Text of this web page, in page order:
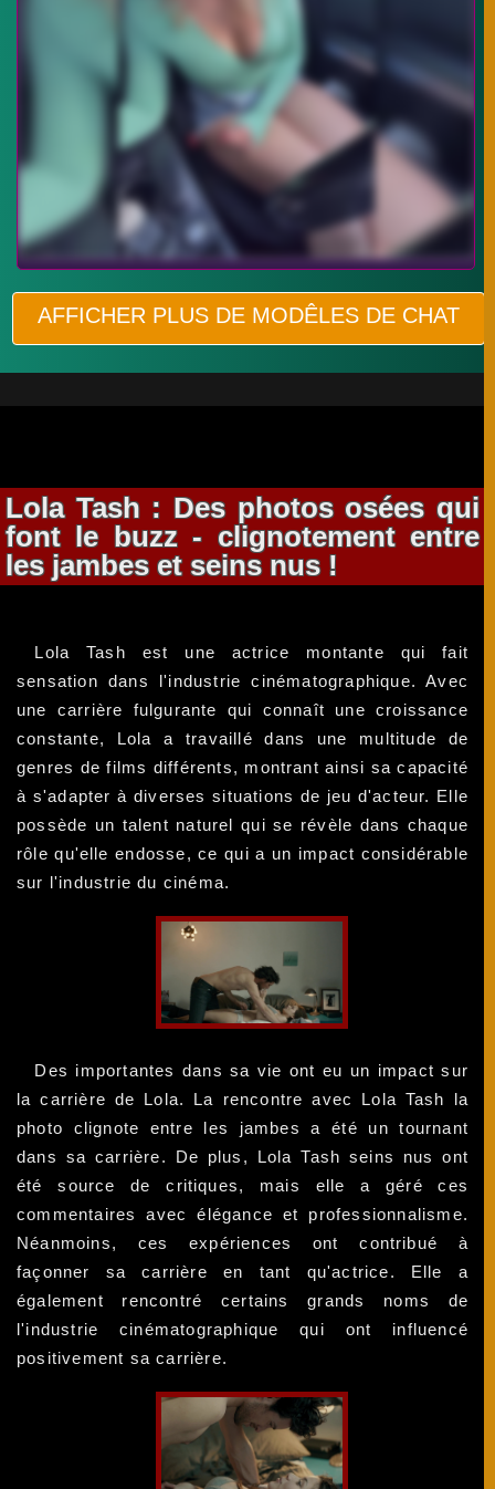
AFFICHER PLUS DE MODÊLES DE CHAT
Lola Tash : Des photos osées qui
font le buzz - clignotement entre
les jambes et seins nus !
Lola Tash est une actrice montante qui fait
sensation dans l'industrie cinématographique. Avec
une carrière fulgurante qui connaît une croissance
constante, Lola a travaillé dans une multitude de
genres de films différents, montrant ainsi sa capacité
à s'adapter à diverses situations de jeu d'acteur. Elle
possède un talent naturel qui se révèle dans chaque
rôle qu'elle endosse, ce qui a un impact considérable
sur l'industrie du cinéma.
Des importantes dans sa vie ont eu un impact sur
la carrière de Lola. La rencontre avec Lola Tash la
photo clignote entre les jambes a été un tournant
dans sa carrière. De plus, Lola Tash seins nus ont
été source de critiques, mais elle a géré ces
commentaires avec élégance et professionnalisme.
Néanmoins, ces expériences ont contribué à
façonner sa carrière en tant qu'actrice. Elle a
également rencontré certains grands noms de
l'industrie cinématographique qui ont influencé
positivement sa carrière.